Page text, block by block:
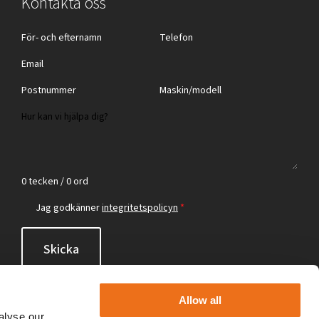
Allow all
0 tecken / 0 ord
Jag godkännerintegritetspolicyn *
Skicka